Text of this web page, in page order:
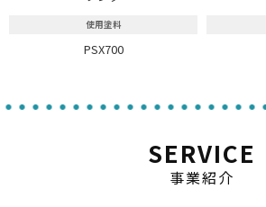
使用塗料
PSX700
SERVICE
事業紹介